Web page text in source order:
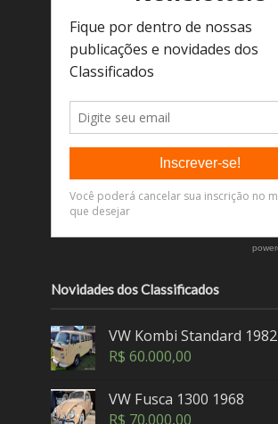
Novidades dos Classificados
VW Kombi Standard 1982
R$ 60.000,00
VW Fusca 1300 1968
R$ 70.000,00